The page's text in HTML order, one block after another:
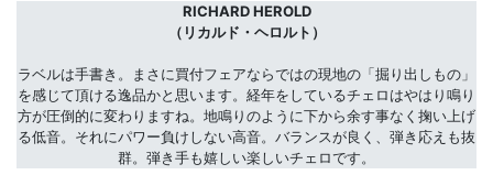
RICHARD HEROLD
（リカルド・ヘロルト）
ラベルは手書き。まさに買付フェアならではの現地の「掘り出しもの」
を感じて頂ける逸品かと思います。経年をしているチェロはやはり鳴り
方が圧倒的に変わりますね。地鳴りのように下から余す事なく掬い上げ
る低音。それにパワー負けしない高音。バランスが良く、弾き応えも抜
群。弾き手も嬉しい楽しいチェロです。